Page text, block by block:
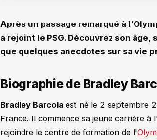
Après un passage remarqué à
a rejoint le PSG. Découvrez son
que quelques anecdotes sur sa vie
Biographie de Bradley
Bradley Barcola est né le 2 septembre
France. Il commence sa jeune carrière à
rejoindre le centre de formation de l'